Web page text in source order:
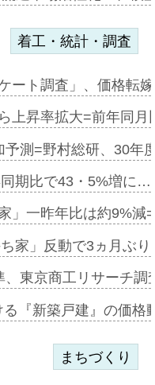
着工・統計・調査
ート調査」、価格転
上昇率拡大=前年同
予測=野村総研、30年
期比で43・5%増に…
」一昨年比は約9%
家」反動で3ヵ月ぶ
、東京商工リサーチ
『新築戸建』の価
まちづくり